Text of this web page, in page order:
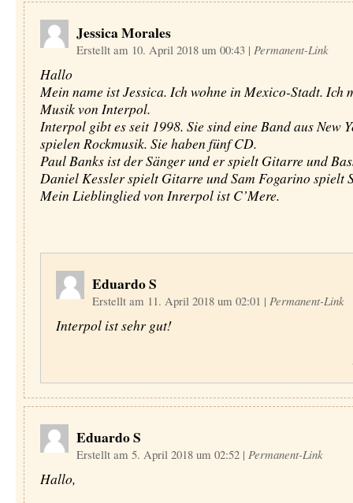
Jessica Morales
Erstellt am 10. April 2018 um 00:43 | Permanent-Link
Hallo
Mein name ist Jessica. Ich wohne in Mexico-Stadt. Ich
Musik von Interpol.
Interpol gibt es seit 1998. Sie sind eine Band aus New
spielen Rockmusik. Sie haben fünf CD.
Paul Banks ist der Sänger und er spielt Gitarre und
Daniel Kessler spielt Gitarre und Sam Fogarino spielt
Mein Lieblinglied von Inrerpol ist C’Mere.
Eduardo S
Erstellt am 11. April 2018 um 02:01 | Permanent-Link
Interpol ist sehr gut!
Eduardo S
Erstellt am 5. April 2018 um 02:52 | Permanent-Link
Hallo,